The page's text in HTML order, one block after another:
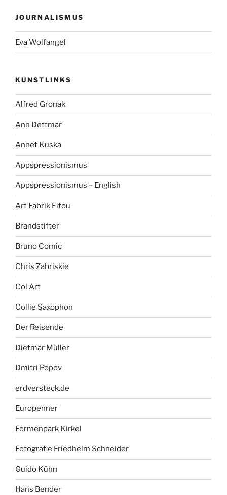
JOURNALISMUS
Eva Wolfangel
KUNSTLINKS
Alfred Gronak
Ann Dettmar
Annet Kuska
Appspressionismus
Appspressionismus – English
Art Fabrik Fitou
Brandstifter
Bruno Comic
Chris Zabriskie
Col Art
Collie Saxophon
Der Reisende
Dietmar Müller
Dmitri Popov
erdversteck.de
Europenner
Formenpark Kirkel
Fotografie Friedhelm Schneider
Guido Kühn
Hans Bender